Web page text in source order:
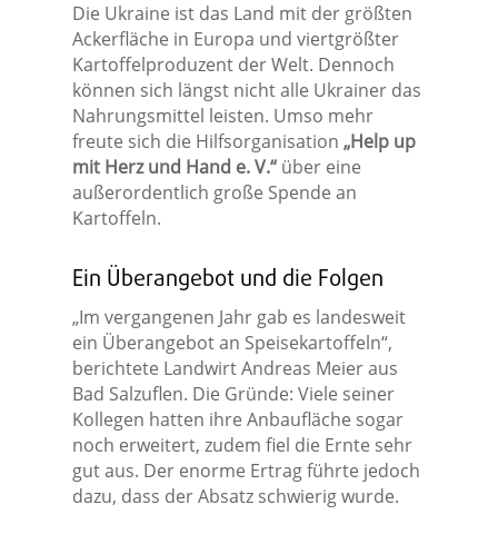
Die Ukraine ist das Land mit der größten
Ackerfläche in Europa und viertgrößter
Kartoffelproduzent der Welt. Dennoch
können sich längst nicht alle Ukrainer das
Nahrungsmittel leisten. Umso mehr
freute sich die Hilfsorganisation „Help up
mit Herz und Hand e. V.“über eine
außerordentlich große Spende an
Kartoffeln.
Ein Überangebot und die Folgen
„Im vergangenen Jahr gab es landesweit
ein Überangebot an Speisekartoffeln“,
berichtete Landwirt Andreas Meier aus
Bad Salzuflen. Die Gründe: Viele seiner
Kollegen hatten ihre Anbaufläche sogar
noch erweitert, zudem fiel die Ernte sehr
gut aus. Der enorme Ertrag führte jedoch
dazu, dass der Absatz schwierig wurde.